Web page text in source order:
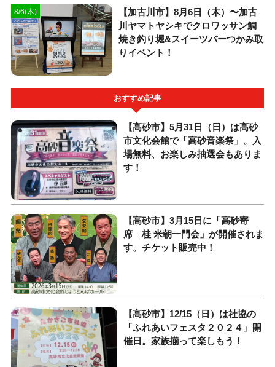
8/6(木)
【加古川市】8月6日（木）〜加古
川ヤマトヤシキでクロワッサン鯛
焼き釣り堀&スイーツバーつかみ取
りイベント！
おすすめ記事
【高砂市】5月31日（日）は高砂
市文化会館で「高砂音楽祭」。入
場無料、お楽しみ抽選会もありま
す！
【高砂市】3月15日に「高砂寄
席 桂 米朝一門会」が開催されま
す。チケット販売中！
【高砂市】12/15（日）は社協の
「ふれあいフェスタ２０２４」開
催日。家族揃って楽しもう！